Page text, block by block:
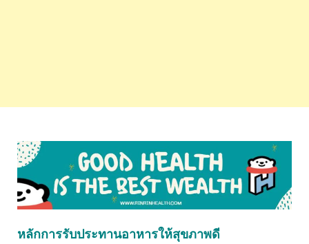
หลักการรับประทานอาหารให้สุขภาพดี